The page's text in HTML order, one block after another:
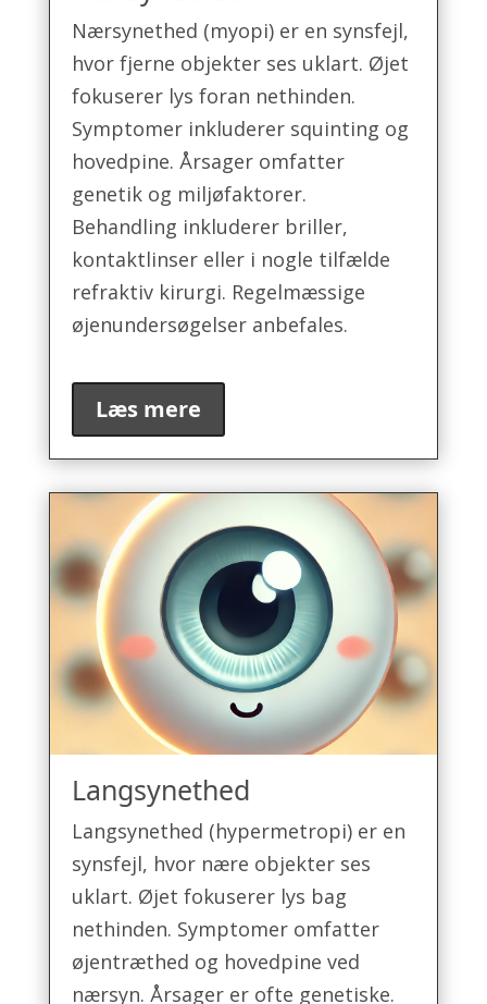
Nærsynethed (myopi) er en synsfejl,
hvor fjerne objekter ses uklart. Øjet
fokuserer lys foran nethinden.
Symptomer inkluderer squinting og
hovedpine. Årsager omfatter
genetik og miljøfaktorer.
Behandling inkluderer briller,
kontaktlinser eller i nogle tilfælde
refraktiv kirurgi. Regelmæssige
øjenundersøgelser anbefales.
Læs mere
Langsynethed
Langsynethed (hypermetropi) er en
synsfejl, hvor nære objekter ses
uklart. Øjet fokuserer lys bag
nethinden. Symptomer omfatter
øjentræthed og hovedpine ved
nærsyn. Årsager er ofte genetiske.